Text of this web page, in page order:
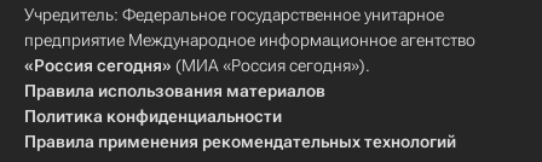
Учредитель: Федеральное государственное унитарное
предприятие Международное информационное агентство
«Россия сегодня» (МИА «Россия сегодня»).
Правила использования материалов
Политика конфиденциальности
Правила применения рекомендательных технологий